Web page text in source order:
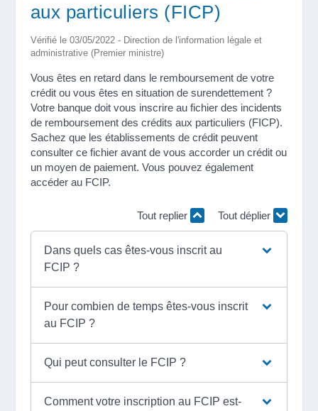
aux particuliers (FICP)
Vérifié le 03/05/2022 - Direction de l'information légale et
administrative (Premier ministre)
Vous êtes en retard dans le remboursement de votre
crédit ou vous êtes en situation de surendettement ?
Votre banque doit vous inscrire au fichier des incidents
de remboursement des crédits aux particuliers (FICP).
Sachez que les établissements de crédit peuvent
consulter ce fichier avant de vous accorder un crédit ou
un moyen de paiement. Vous pouvez également
accéder au FCIP.
Tout replier Tout déplier
Dans quels cas êtes-vous inscrit au
FCIP ?
Pour combien de temps êtes-vous inscrit
au FCIP ?
Qui peut consulter le FCIP ?
Comment votre inscription au FCIP est-